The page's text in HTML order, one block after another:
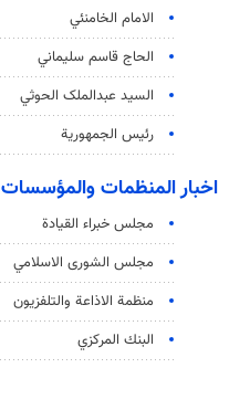
الامام الخامنئي
الحاج قاسم سليماني
السید عبدالملک الحوثي
رئيس الجمهورية
اخبار المنظمات والمؤسسات
مجلس خبراء القيادة
مجلس الشورى الاسلامي
منظمة الاذاعة والتلفزیون
البنك المركزي